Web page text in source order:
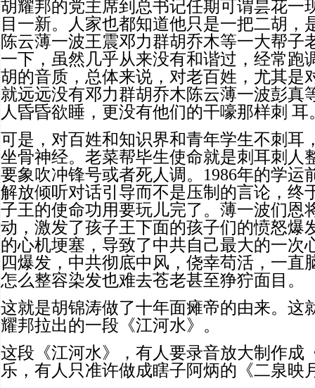
胡耀邦的党主席到总书记任期可谓昙花一
目一新。人家也都知道他只是一把二胡，
陈云薄一波王震邓力群胡乔木等一大帮子
一下，虽然几乎从来没有和谐过，经常跑
胡的音质，总体来说，对老百姓，尤其是
就远远没有邓力群胡乔木陈云薄一波彭真
人昏昏欲睡，更没有他们的干嚎那样刺 耳
可是，对百姓和知识界和青年学生不刺耳
坐骨神经。老菜帮毕生使命就是刺耳刺人
要象吹冲锋号或者死人调。 1986年的学运
解放倾听对话引导而不是压制的言论，终
子王的使命功用要玩儿完了。薄一波们恩
动，激发了孩子王下面的孩子们的愤怒爆
的心机埂塞，导致了中共自己最大的一
四爆发，中共彻底中风，侥幸苟活，一直
怎么整容染发也难去苍老甚至狰狞面目。
这就是胡锦涛做了十年面瘫帝的由来。这
耀邦拉出的一段《江河水》。
这段《江河水》，有人要录音放大制作成
乐，有人只准许做成瞎子阿炳的《二泉映